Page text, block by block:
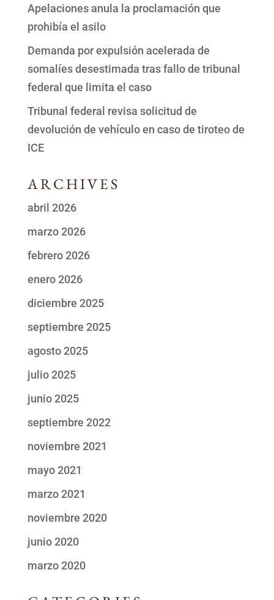
Apelaciones anula la proclamación que
prohibía el asilo
Demanda por expulsión acelerada de
somalíes desestimada tras fallo de tribunal
federal que limita el caso
Tribunal federal revisa solicitud de
devolución de vehículo en caso de tiroteo de
ICE
ARCHIVES
abril 2026
marzo 2026
febrero 2026
enero 2026
diciembre 2025
septiembre 2025
agosto 2025
julio 2025
junio 2025
septiembre 2022
noviembre 2021
mayo 2021
marzo 2021
noviembre 2020
junio 2020
marzo 2020